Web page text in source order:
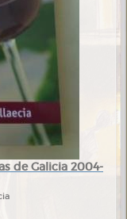
de Galicia 2004-